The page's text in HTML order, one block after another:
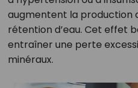
augmentent la production
rétention d’eau. Cet effet
entraîner une perte
minéraux.